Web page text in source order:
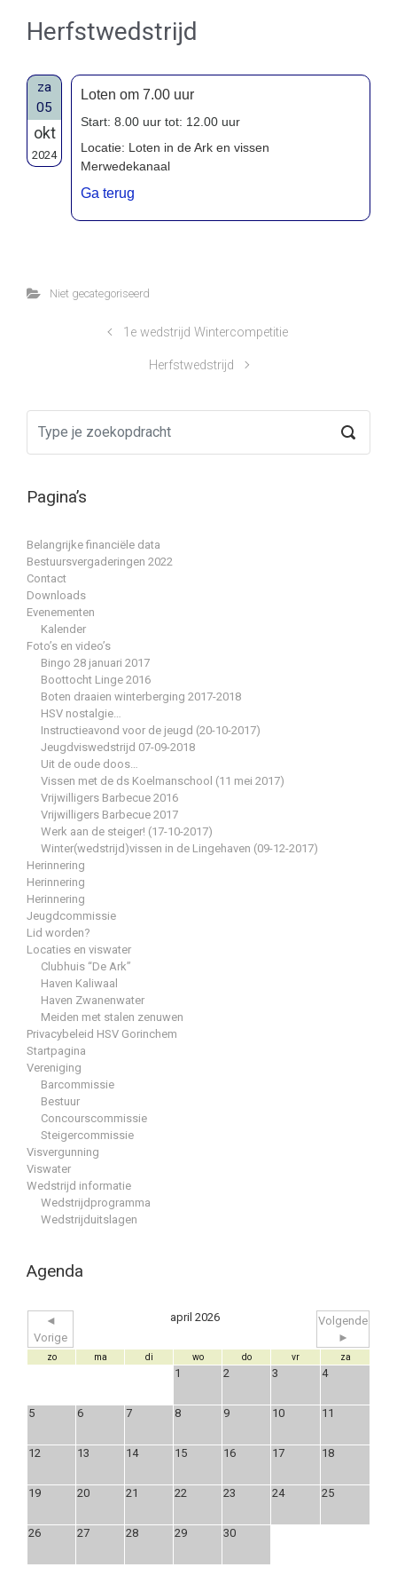
Herfstwedstrijd
za
05
okt
2024
Loten om 7.00 uur
Start: 8.00 uur tot: 12.00 uur
Locatie: Loten in de Ark en vissen
Merwedekanaal
Ga terug
Niet gecategoriseerd
1e wedstrijd Wintercompetitie
Herfstwedstrijd
Pagina’s
Belangrijke financiële data
Bestuursvergaderingen 2022
Contact
Downloads
Evenementen
Kalender
Foto’s en video’s
Bingo 28 januari 2017
Boottocht Linge 2016
Boten draaien winterberging 2017-2018
HSV nostalgie…
Instructieavond voor de jeugd (20-10-2017)
Jeugdviswedstrijd 07-09-2018
Uit de oude doos…
Vissen met de ds Koelmanschool (11 mei 2017)
Vrijwilligers Barbecue 2016
Vrijwilligers Barbecue 2017
Werk aan de steiger! (17-10-2017)
Winter(wedstrijd)vissen in de Lingehaven (09-12-2017)
Herinnering
Herinnering
Herinnering
Jeugdcommissie
Lid worden?
Locaties en viswater
Clubhuis “De Ark”
Haven Kaliwaal
Haven Zwanenwater
Meiden met stalen zenuwen
Privacybeleid HSV Gorinchem
Startpagina
Vereniging
Barcommissie
Bestuur
Concourscommissie
Steigercommissie
Visvergunning
Viswater
Wedstrijd informatie
Wedstrijdprogramma
Wedstrijduitslagen
Agenda
◄
Vorige
april 2026
Volgende
►
zo ma di wo do vr za
1 2 3 4
5 6 7 8 9 10 11
12 13 14 15 16 17 18
19 20 21 22 23 24 25
26 27 28 29 30